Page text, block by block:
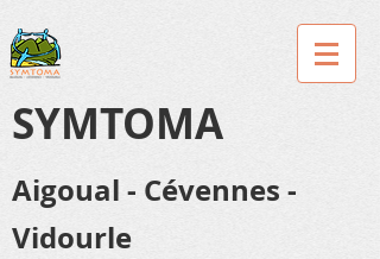
SYMTOMA
Aigoual - Cévennes -
Vidourle